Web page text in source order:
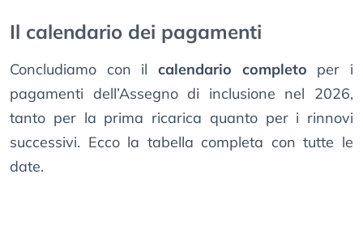
Il calendario dei pagamenti
Concludiamo con il calendario completo per i
pagamenti dell’Assegno di inclusione nel 2026,
tanto per la prima ricarica quanto per i rinnovi
successivi. Ecco la tabella completa con tutte le
date.